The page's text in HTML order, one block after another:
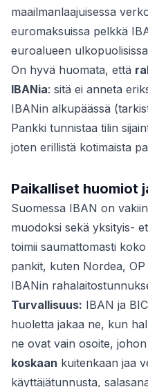
maailmanlaajuisessa
euromaksuissa pelkkä
euroalueen
On hyvä huomata, että
IBANia: sitä ei anneta
IBANin alkupäässä
Pankki tunnistaa tilin
joten erillistä kotimaista
Paikalliset huomiot
Suomessa IBAN on
muodoksi sekä yksityis-
toimii saumattomasti
pankit, kuten Nordea,
IBANin
Turvallisuus: IBAN ja
huoletta jakaa ne, kun
ne ovat vain osoite,
koskaan kuitenkaan jaa
käyttäjätunnusta,